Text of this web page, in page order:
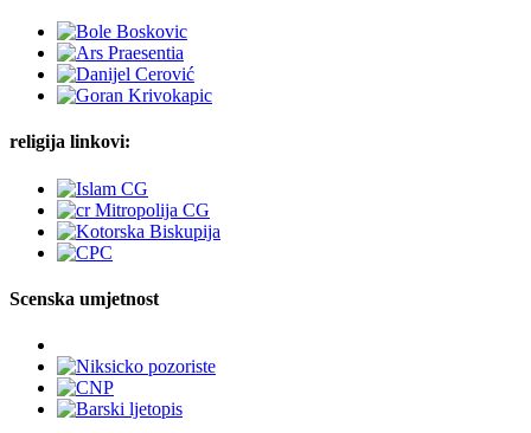
religija linkovi:
Scenska umjetnost